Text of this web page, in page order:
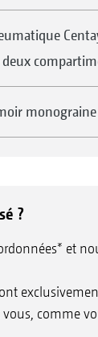
deux
monograine
?
et
vous, comme